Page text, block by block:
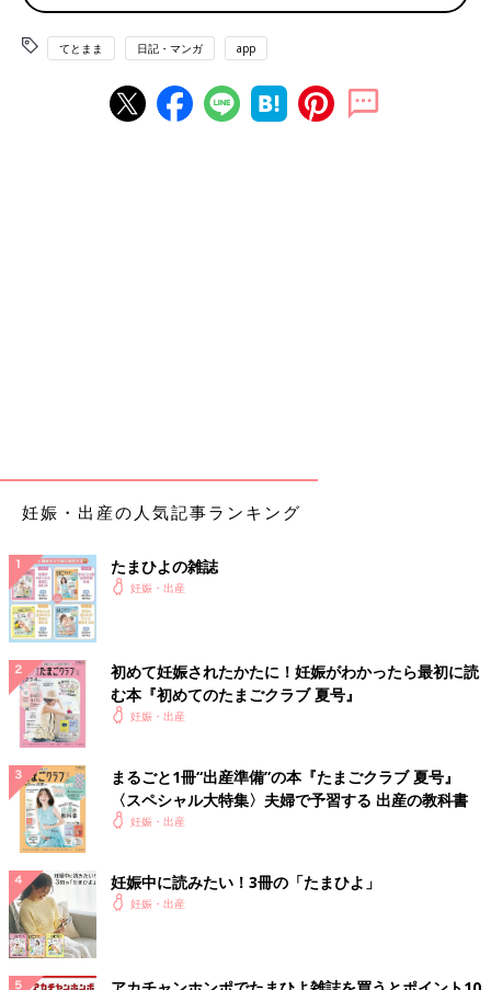
てとまま 日記・マンガ app
妊娠・出産の人気記事ランキング
たまひよの雑誌
妊娠・出産
初めて妊娠されたかたに！妊娠がわかったら最初に読
む本『初めてのたまごクラブ 夏号』
妊娠・出産
まるごと1冊“出産準備”の本『たまごクラブ 夏号』
〈スペシャル大特集〉夫婦で予習する 出産の教科書
妊娠・出産
妊娠中に読みたい！3冊の「たまひよ」
妊娠・出産